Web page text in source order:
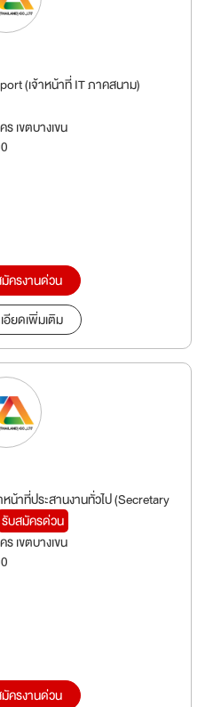
(เจ้าหน้าที่ IT ภาคสนาม)
เขตบางเขน
ครงานด่วน
อียดเพิ่มเติม
หน้าที่ประสานงานทั่วไป (Secretary
รับสมัครด่วน
เขตบางเขน
ครงานด่วน